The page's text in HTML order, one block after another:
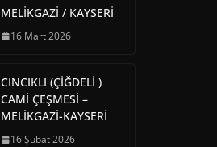
MELİKGAZİ / KAYSERİ
16 Mart 2026
CINCIKLI (ÇİĞDELİ )
CAMİ ÇEŞMESİ –
MELİKGAZİ-KAYSERİ
16 Şubat 2026